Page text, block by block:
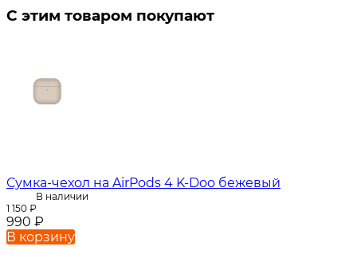
С этим товаром покупают
Сумка-чехол на AirPods 4 K-Doo бежевый
В наличии
1 150 ₽
990 ₽
В корзину